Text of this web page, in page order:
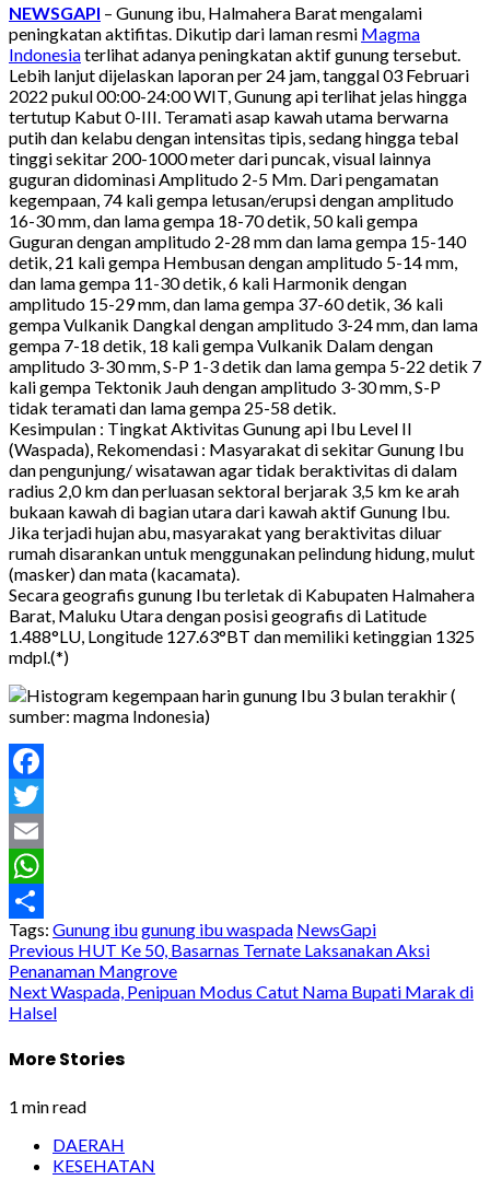
NEWSGAPI – Gunung ibu, Halmahera Barat mengalami
peningkatan aktifitas. Dikutip dari laman resmi Magma
Indonesiaterlihat adanya peningkatan aktif gunung tersebut.
Lebih lanjut dijelaskan laporan per 24 jam, tanggal 03 Februari
2022 pukul 00:00-24:00 WIT, Gunung api terlihat jelas hingga
tertutup Kabut 0-III. Teramati asap kawah utama berwarna
putih dan kelabu dengan intensitas tipis, sedang hingga tebal
tinggi sekitar 200-1000 meter dari puncak, visual lainnya
guguran didominasi Amplitudo 2-5 Mm. Dari pengamatan
kegempaan, 74 kali gempa letusan/erupsi dengan amplitudo
16-30 mm, dan lama gempa 18-70 detik, 50 kali gempa
Guguran dengan amplitudo 2-28 mm dan lama gempa 15-140
detik, 21 kali gempa Hembusan dengan amplitudo 5-14 mm,
dan lama gempa 11-30 detik, 6 kali Harmonik dengan
amplitudo 15-29 mm, dan lama gempa 37-60 detik, 36 kali
gempa Vulkanik Dangkal dengan amplitudo 3-24 mm, dan lama
gempa 7-18 detik, 18 kali gempa Vulkanik Dalam dengan
amplitudo 3-30 mm, S-P 1-3 detik dan lama gempa 5-22 detik 7
kali gempa Tektonik Jauh dengan amplitudo 3-30 mm, S-P
tidak teramati dan lama gempa 25-58 detik.
Kesimpulan : Tingkat Aktivitas Gunung api Ibu Level II
(Waspada), Rekomendasi : Masyarakat di sekitar Gunung Ibu
dan pengunjung/ wisatawan agar tidak beraktivitas di dalam
radius 2,0 km dan perluasan sektoral berjarak 3,5 km ke arah
bukaan kawah di bagian utara dari kawah aktif Gunung Ibu.
Jika terjadi hujan abu, masyarakat yang beraktivitas diluar
rumah disarankan untuk menggunakan pelindung hidung, mulut
(masker) dan mata (kacamata).
Secara geografis gunung Ibu terletak di Kabupaten Halmahera
Barat, Maluku Utara dengan posisi geografis di Latitude
1.488°LU, Longitude 127.63°BT dan memiliki ketinggian 1325
mdpl.(*)
Facebook
Twitter
Email
WhatsApp
Share
Tags: Gunung ibugunung ibu waspada NewsGapi
Post
navigation
Previous HUT Ke 50, Basarnas Ternate Laksanakan Aksi
Penanaman Mangrove
NextWaspada, Penipuan Modus Catut Nama Bupati Marak di
Halsel
More Stories
1 min read
DAERAH
KESEHATAN